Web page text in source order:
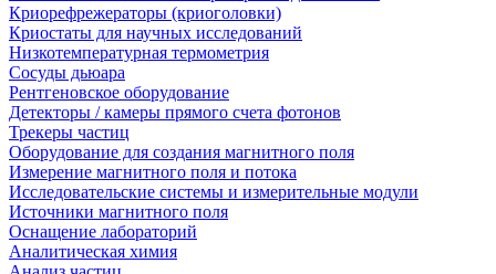
Криорефрежераторы (криоголовки)
Криостаты для научных исследований
Низкотемпературная термометрия
Сосуды дьюара
Рентгеновское оборудование
Детекторы / камеры прямого счета фотонов
Трекеры частиц
Оборудование для создания магнитного поля
Измерение магнитного поля и потока
Исследовательские системы и измерительные модули
Источники магнитного поля
Оснащение лабораторий
Аналитическая химия